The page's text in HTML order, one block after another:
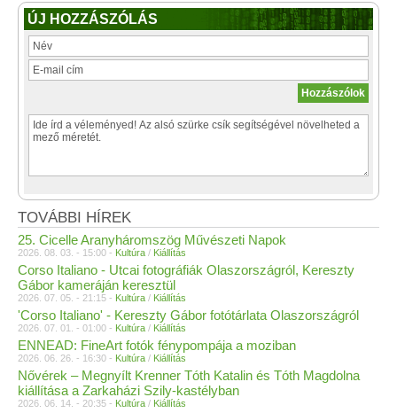
ÚJ HOZZÁSZÓLÁS
TOVÁBBI HÍREK
25. Cicelle Aranyháromszög Művészeti Napok
2026. 08. 03. - 15:00 - Kultúra / Kiállítás
Corso Italiano - Utcai fotográfiák Olaszországról, Kereszty
Gábor kameráján keresztül
2026. 07. 05. - 21:15 - Kultúra / Kiállítás
'Corso Italiano' - Kereszty Gábor fotótárlata Olaszországról
2026. 07. 01. - 01:00 - Kultúra / Kiállítás
ENNEAD: FineArt fotók fénypompája a moziban
2026. 06. 26. - 16:30 - Kultúra / Kiállítás
Nővérek – Megnyílt Krenner Tóth Katalin és Tóth Magdolna
kiállítása a Zarkaházi Szily-kastélyban
2026. 06. 14. - 20:35 - Kultúra / Kiállítás